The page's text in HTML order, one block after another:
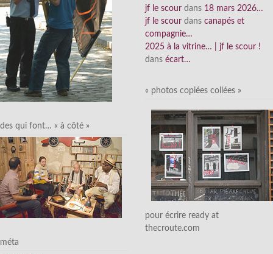
des qui font… « à côté »
méta
jf le scour dans 18 mars 2026…
jf le scour dans canapés et
compagnie…
2025 à la vitrine… | jf le scour !
dans écart…
« photos copiées collées »
pour écrire ready at
thecroute.com